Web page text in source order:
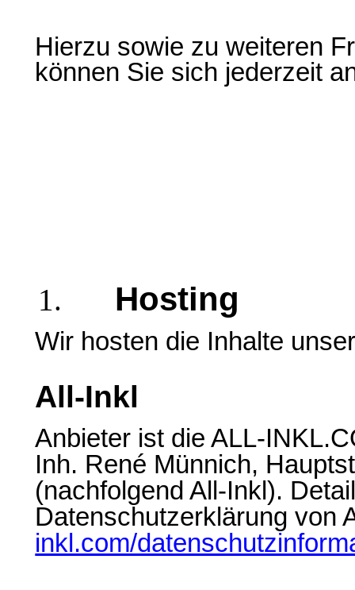
Hierzu sowie zu weiteren
können Sie sich jederzeit
Hosting
Wir hosten die Inhalte
All-Inkl
Anbieter ist die ALL-
Inh. René Münnich,
(nachfolgend All-Inkl).
Datenschutzerklärung von
inkl.com/